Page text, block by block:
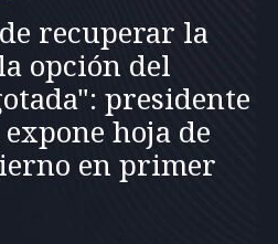
recuperar la
opción del
presidente
hoja de
en primer